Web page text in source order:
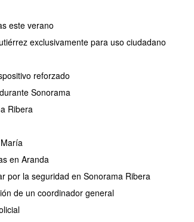
este verano
exclusivamente para uso ciudadano
reforzado
Sonorama
Ribera
en Aranda
por la seguridad en Sonorama Ribera
de un coordinador general